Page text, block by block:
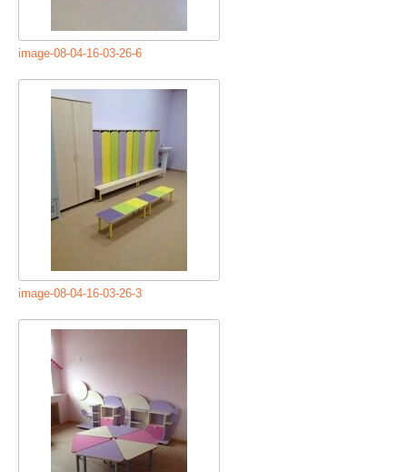
image-08-04-16-03-26-6
image-08-04-16-03-26-3